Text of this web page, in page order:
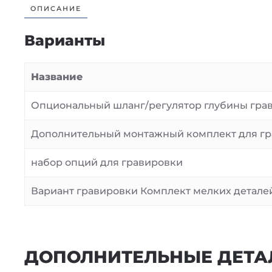
ОПИСАНИЕ
Варианты
Название
Опциональный шланг/регулятор глубины
Дополнительный монтажный комплект для
набор опций для гравировки
Вариант гравировки Комплект мелких
ДОПОЛНИТЕЛЬНЫЕ